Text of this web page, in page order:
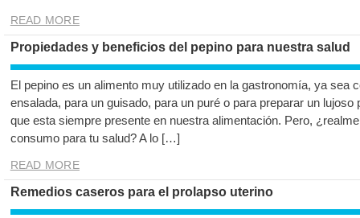
READ MORE
Propiedades y beneficios del pepino para nuestra salud
El pepino es un alimento muy utilizado en la gastronomía, ya sea
ensalada, para un guisado, para un puré o para preparar un
que esta siempre presente en nuestra alimentación. Pero,
consumo para tu salud? A lo […]
READ MORE
Remedios caseros para el prolapso uterino